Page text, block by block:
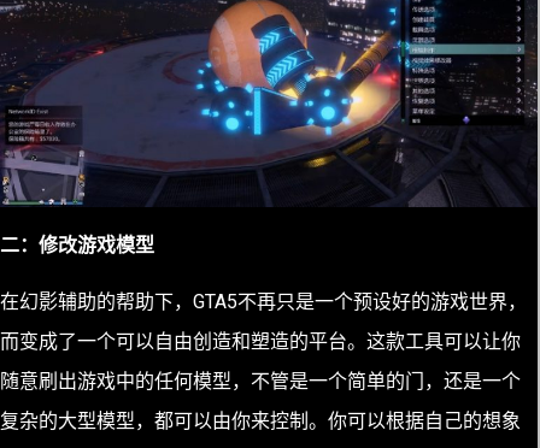
二：修改游戏模型
在幻影辅助的帮助下，GTA5不再只是一个预设好的游戏世界，
而变成了一个可以自由创造和塑造的平台。这款工具可以让你
随意刷出游戏中的任何模型，不管是一个简单的门，还是一个
复杂的大型模型，都可以由你来控制。你可以根据自己的想象